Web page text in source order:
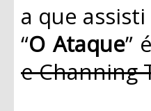
a que
“O Ataque”
e Channing